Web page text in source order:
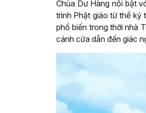
Chùa Dư Hàng nổi bật
trình Phật giáo từ thế kỷ
phổ biến trong thời nhà
cánh cửa dẫn đến giác